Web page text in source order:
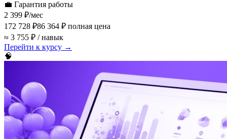
💼 Гарантия работы
2 399 ₽/мес
172 728 ₽86 364 ₽ полная цена
≈ 3 755 ₽ / навык
Перейти к курсу →
🧠